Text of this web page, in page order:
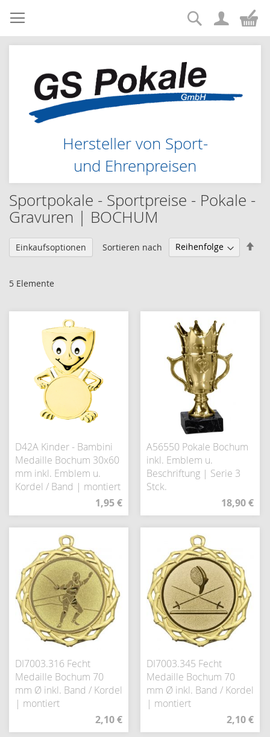
Zum
Inhalt
springen
Hersteller von Sport-
und Ehrenpreisen
Suche
Sportpokale - Sportpreise - Pokale -
Gravuren | BOCHUM
Einkaufsoptionen
5 Elemente
Sortieren nach
D42A Kinder - Bambini
Medaille Bochum 30x60
mm inkl. Emblem u.
Kordel / Band | montiert
1,95 €
A56550 Pokale Bochum
inkl. Emblem u.
Beschriftung | Serie 3
Stck.
18,90 €
DI7003.316 Fecht
Medaille Bochum 70
mm Ø inkl. Band / Kordel
| montiert
2,10 €
DI7003.345 Fecht
Medaille Bochum 70
mm Ø inkl. Band / Kordel
| montiert
2,10 €